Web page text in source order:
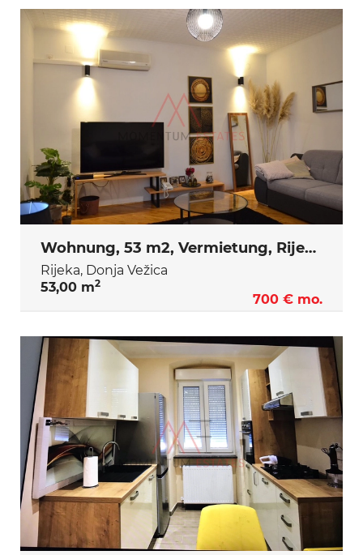
Wohnung, 53 m2, Vermietung, Rijeka - Donja Vežica
Rijeka, Donja Vežica
53,00 m2
700 € mo.